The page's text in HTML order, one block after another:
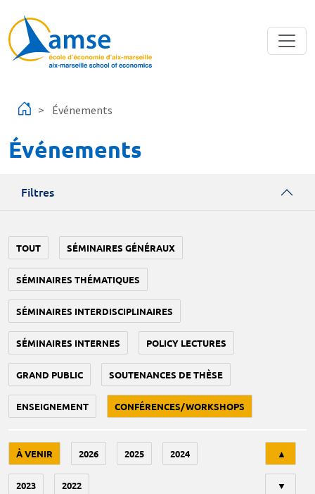
Événements
Événements
Filtres
TOUT SÉMINAIRES GÉNÉRAUX
SÉMINAIRES THÉMATIQUES
SÉMINAIRES INTERDISCIPLINAIRES
SÉMINAIRES INTERNES POLICY LECTURES
GRAND PUBLIC SOUTENANCES DE THÈSE
ENSEIGNEMENT CONFÉRENCES/WORKSHOPS
À VENIR 2026 2025 2024
2023 2022
▲
▼